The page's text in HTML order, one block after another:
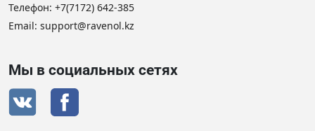
Телефон: +7(7172) 642-385
Email: support@ravenol.kz
Мы в социальных сетях